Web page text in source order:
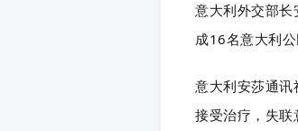
意大利外交部长
成16名意大利
意大利安莎通
接受治疗，失联